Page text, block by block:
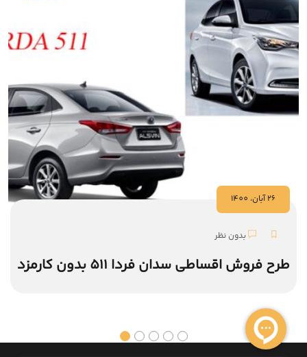
26 آبان، 1400
بدون نظر
طرح فروش اقساطی سدان فردا 511 بدون کارمزد